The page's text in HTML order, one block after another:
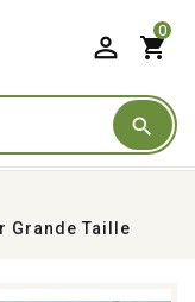
shopping_cart
0
Grande Taille